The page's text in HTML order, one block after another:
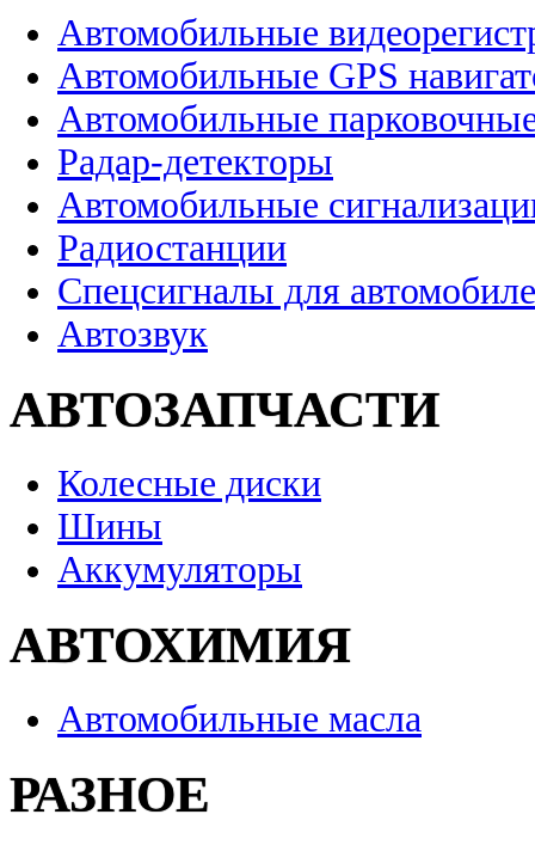
Автомобильные
Автомобильные GPS
Автомобильные
Радар-детекторы
Автомобильные
Радиостанции
Спецсигналы для
Автозвук
АВТОЗАПЧАСТИ
Колесные диски
Шины
Аккумуляторы
АВТОХИМИЯ
Автомобильные масла
РАЗНОЕ